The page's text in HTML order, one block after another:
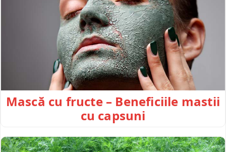
Mască cu fructe – Beneficiile mastii
cu capsuni